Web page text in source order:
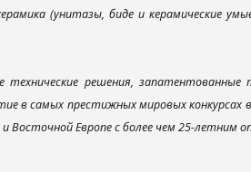
(унитазы, биде и керамические
решения, запатентованные
в самых престижных мировых
Восточной Европе с более чем 25-летним